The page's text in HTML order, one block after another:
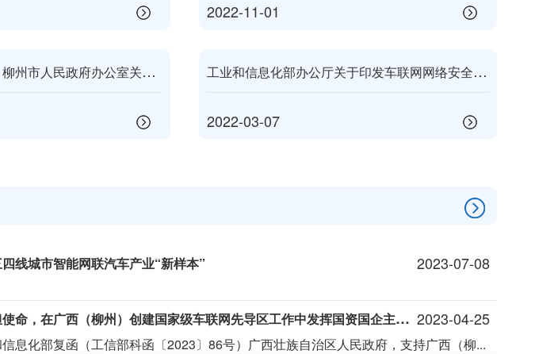
2022-11-01
柳
政办〔2022〕30号 柳州市人民政府办公室关于印发《2022年柳州市政府工作报告重点工作分工细化方案》的通知 工
业和信息化部办公厅关于印发车联网网络安全和 数据安全标准体系建设指南的通知
2022-03-07
线城市智能网联汽车产业“新样本” 2023-07-08
东城集团勇担使命，在广西（柳州）创建国家级车联网先导区工作中发挥国资国企主力军作用 2023-04-25
息化部复函（工信部科函〔2023〕86号）广西壮族自治区人民政府，支持广西（柳...